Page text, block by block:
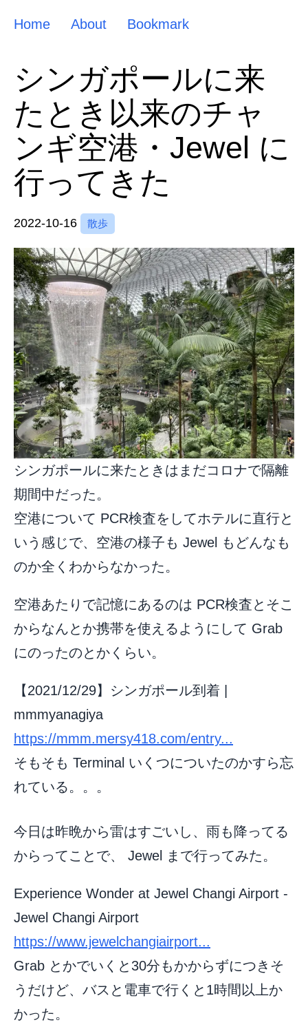
Home About Bookmark
シンガポールに来
たとき以来のチャ
ンギ空港・Jewel に
行ってきた
2022-10-16 散歩
シンガポールに来たときはまだコロナで隔離
期間中だった。
空港について PCR検査をしてホテルに直行と
いう感じで、空港の様子も Jewel もどんなも
のか全くわからなかった。
空港あたりで記憶にあるのは PCR検査とそこ
からなんとか携帯を使えるようにして Grab
にのったのとかくらい。
【2021/12/29】シンガポール到着 |
mmmyanagiya
https://mmm.mersy418.com/entry...
そもそも Terminal いくつについたのかすら忘
れている。。。
今日は昨晩から雷はすごいし、雨も降ってる
からってことで、 Jewel まで行ってみた。
Experience Wonder at Jewel Changi Airport -
Jewel Changi Airport
https://www.jewelchangiairport...
Grab とかでいくと30分もかからずにつきそ
うだけど、バスと電車で行くと1時間以上か
かった。